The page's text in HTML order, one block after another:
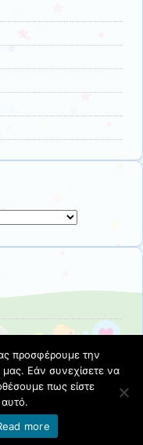
ΠΣΔ
προσβασιμότητας
προσφέρουμε την
μας. Εάν συνεχίσετε να
πως είστε
αυτό.
more